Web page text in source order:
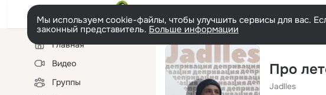
Мы используем cookie-файлы, чтобы улучшить сервисы для вас.
законный представитель. Больше информации
Левая
колонкаГлавная
Видео
Группы
Про
Jadlles